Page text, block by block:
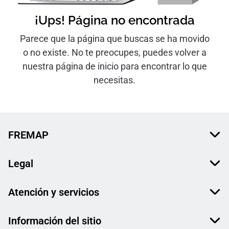
¡Ups! Página no encontrada
Parece que la página que buscas se ha movido
o no existe. No te preocupes, puedes volver a
nuestra página de inicio para encontrar lo que
necesitas.
FREMAP
Legal
Atención y servicios
Información del sitio